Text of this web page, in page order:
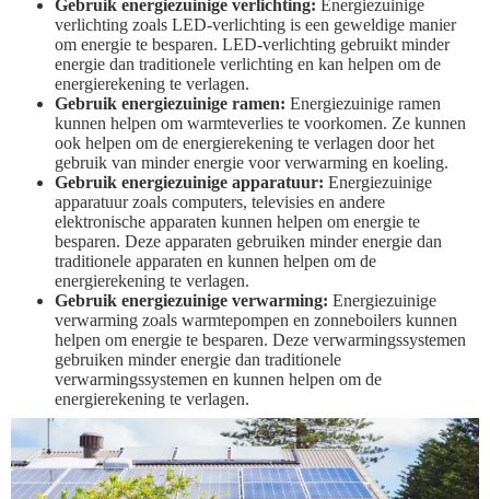
Gebruik energiezuinige verlichting: Energiezuinige
verlichting zoals LED-verlichting is een geweldige manier
om energie te besparen. LED-verlichting gebruikt minder
energie dan traditionele verlichting en kan helpen om de
energierekening te verlagen.
Gebruik energiezuinige ramen: Energiezuinige ramen
kunnen helpen om warmteverlies te voorkomen. Ze kunnen
ook helpen om de energierekening te verlagen door het
gebruik van minder energie voor verwarming en koeling.
Gebruik energiezuinige apparatuur: Energiezuinige
apparatuur zoals computers, televisies en andere
elektronische apparaten kunnen helpen om energie te
besparen. Deze apparaten gebruiken minder energie dan
traditionele apparaten en kunnen helpen om de
energierekening te verlagen.
Gebruik energiezuinige verwarming: Energiezuinige
verwarming zoals warmtepompen en zonneboilers kunnen
helpen om energie te besparen. Deze verwarmingssystemen
gebruiken minder energie dan traditionele
verwarmingssystemen en kunnen helpen om de
energierekening te verlagen.